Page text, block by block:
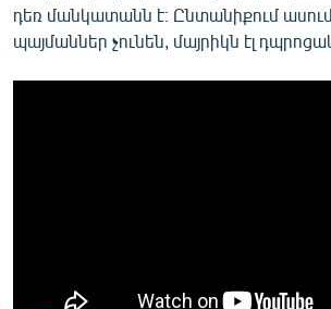
դեռ մանկատանն է։ Ընտանիքում
պայմաններ չունեն, մայրիկն էլ